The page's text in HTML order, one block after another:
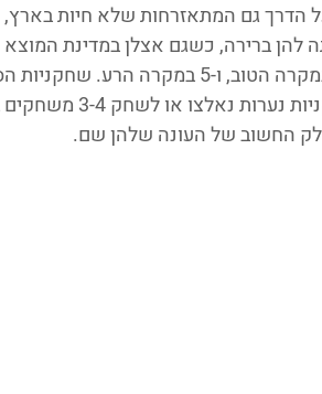
הדרך גם המתאזרחות שלא חיות
להן ברירה, כשגם אצלן במדינת
נעים. ואנחנו קיבלנו סגלים של 6-7 שחקניות במקרה הטוב,
של עומס, וחלקן כידוע גם נפצעו
החשוב של העונה שלהן שם.